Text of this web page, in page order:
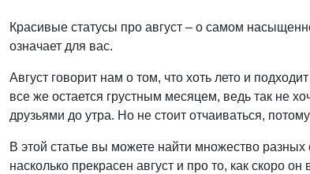
Красивые статусы про август – о самом
означает для вас.
Август говорит нам о том, что хоть лето и
все же остается грустным месяцем, ведь так не
друзьями до утра. Но не стоит отчаиваться,
В этой статье вы можете найти множество разных
насколько прекрасен август и про то, как скоро он